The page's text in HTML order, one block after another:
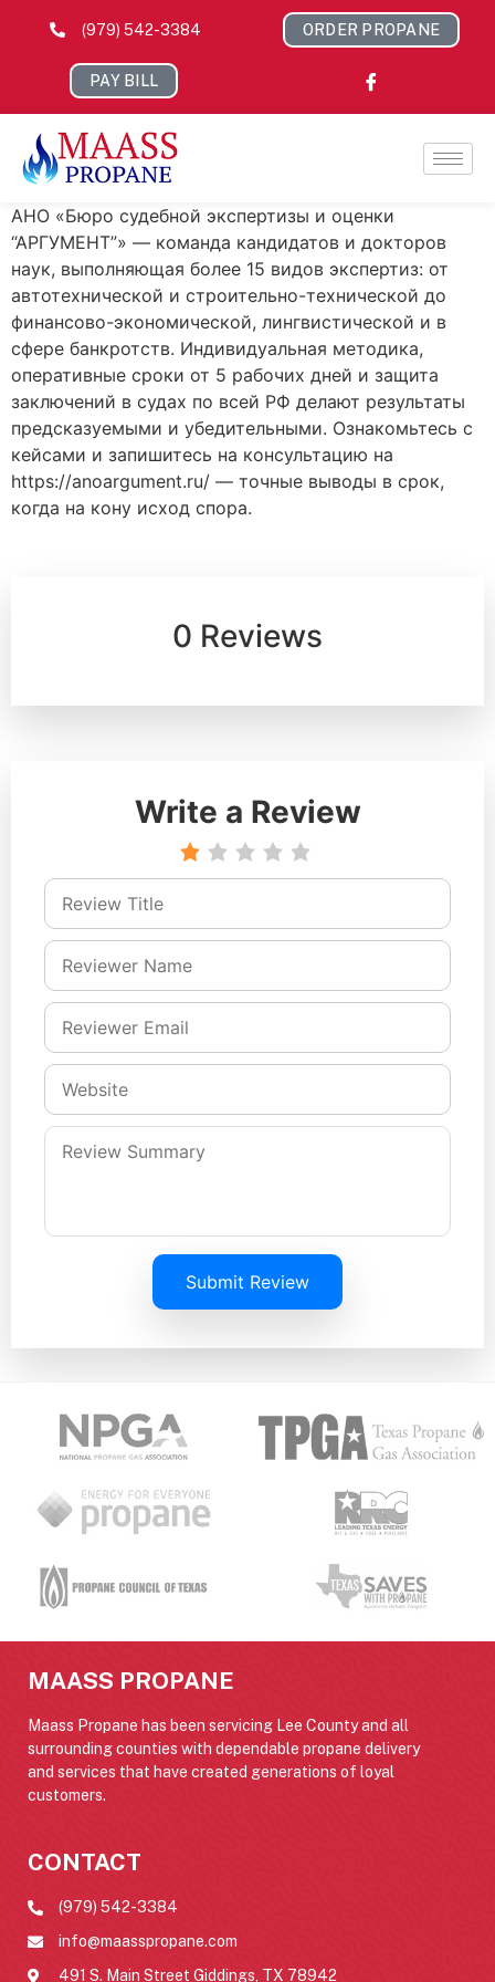
(979) 542-3384 ORDER PROPANE
PAY BILL
АНО «Бюро судебной экспертизы и оценки
“АРГУМЕНТ”» — команда кандидатов и докторов
наук, выполняющая более 15 видов экспертиз: от
автотехнической и строительно-технической до
финансово-экономической, лингвистической и в
сфере банкротств. Индивидуальная методика,
оперативные сроки от 5 рабочих дней и защита
заключений в судах по всей РФ делают результаты
предсказуемыми и убедительными. Ознакомьтесь с
кейсами и запишитесь на консультацию на
https://anoargument.ru/ — точные выводы в срок,
когда на кону исход спора.
0 Reviews
Write a Review
Submit Review
MAASS PROPANE
Maass Propane has been servicing Lee County and all
surrounding counties with dependable propane delivery
and services that have created generations of loyal
customers.
CONTACT
(979) 542-3384
info@maasspropane.com
491 S. Main Street Giddings, TX 78942